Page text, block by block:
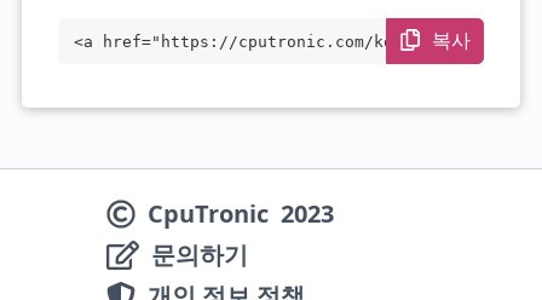
<a href="https://cputronic.com/ko/cpu/in
복사
CpuTronic 2023
문의하기